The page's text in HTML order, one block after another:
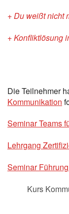
+ Du weißt nicht
+ Konfliktlösung
Die Teilnehmer
Kommunikation
Seminar Teams
Lehrgang
Seminar
Kurs